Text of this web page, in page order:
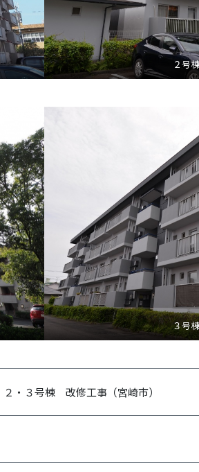
２号
３号
・３号棟 改修工事（宮崎市）